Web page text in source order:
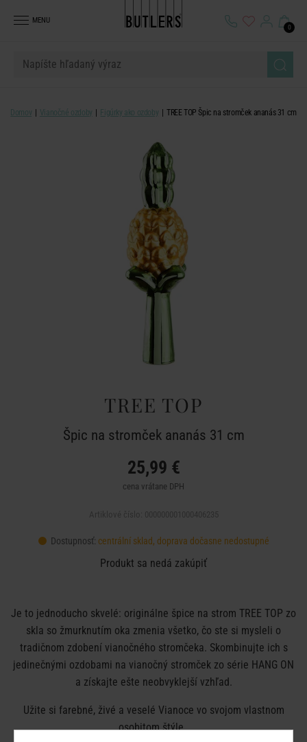
MENU
0
Domov Vianočné ozdoby Figúrky ako ozdoby TREE TOP Špic na stromček ananás 31 cm
TREE TOP
Špic na stromček ananás 31 cm
25,99 €
cena vrátane DPH
Dostupnosť: centrální sklad, doprava dočasne nedostupné
Produkt sa nedá zakúpiť
Je to jednoducho skvelé: originálne špice na strom TREE TOP zo
skla so žmurknutím oka zmenia všetko, čo ste si mysleli o
tradičnom zdobení vianočného stromčeka. Skombinujte ich s
jedinečnými ozdobami na vianočný stromček zo série HANG ON
a získajte ešte neobvyklejší vzhľad.
Užite si farebné, živé a veselé Vianoce vo svojom vlastnom
osobitom štýle.